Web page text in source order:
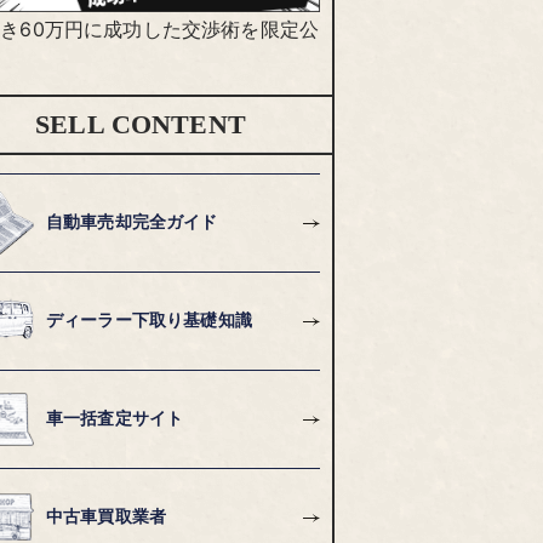
60万円に成功した交渉術を限定公
SELL CONTENT
自動車売却完全ガイド
ディーラー下取り基礎知識
車一括査定サイト
中古車買取業者